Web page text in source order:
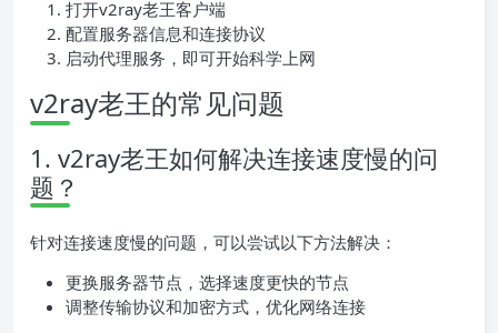
打开v2ray老王客户端
配置服务器信息和连接协议
启动代理服务，即可开始科学上网
v2ray老王的常见问题
1. v2ray老王如何解决连接速度慢的问
题？
针对连接速度慢的问题，可以尝试以下方法解决：
更换服务器节点，选择速度更快的节点
调整传输协议和加密方式，优化网络连接